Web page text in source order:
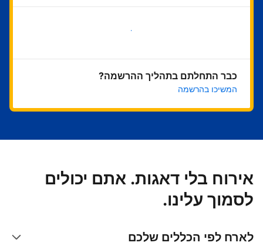
בואו נתחיל
כבר התחלתם בתהליך ההרשמה?
המשיכו בהרשמה
אירוח בלי דאגות. אתם יכולים
לסמוך עלינו.
לארח לפי הכללים שלכם